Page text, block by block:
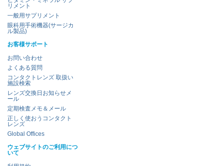
リメント
一般用サプリメント
眼科用手術機器(サージカ
ル製品)
お客様サポート
お問い合わせ
よくある質問
コンタクトレンズ 取扱い
施設検索
レンズ交換日お知らせメ
ール
定期検査メモ＆メール
正しく使おうコンタクト
レンズ
Global Offices
ウェブサイトのご利用につ
いて